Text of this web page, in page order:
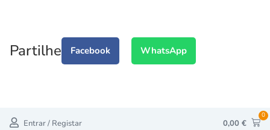
Partilhe Facebook WhatsApp
Entrar / Registar 0,00 €
0